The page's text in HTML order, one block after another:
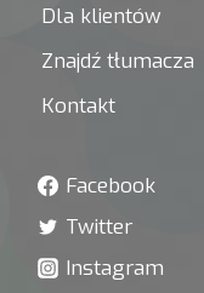
Dla klientów
Znajdź tłumacza
Kontakt
Facebook
Twitter
Instagram